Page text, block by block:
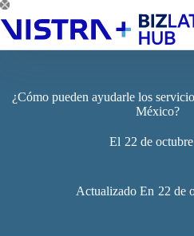
Saltar
al
contenido
¿Cómo pueden ayudarle los
México?
El 22 de
Actualizado En 22 de